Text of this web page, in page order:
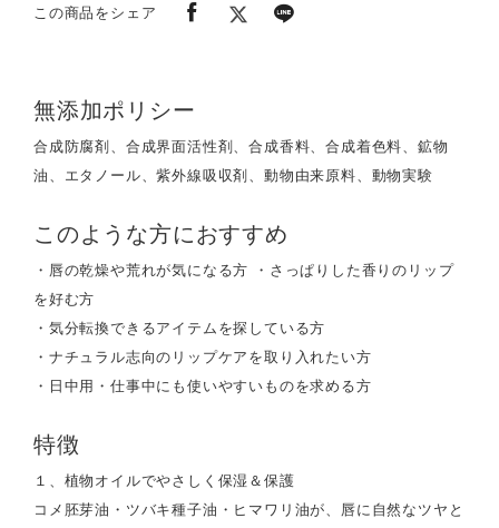
この商品をシェア
無添加ポリシー
合成防腐剤、合成界面活性剤、合成香料、合成着色料、鉱物
油、エタノール、紫外線吸収剤、動物由来原料、動物実験
このような方におすすめ
・唇の乾燥や荒れが気になる方 ・さっぱりした香りのリップ
を好む方
・気分転換できるアイテムを探している方
・ナチュラル志向のリップケアを取り入れたい方
・日中用・仕事中にも使いやすいものを求める方
特徴
１、植物オイルでやさしく保湿＆保護
コメ胚芽油・ツバキ種子油・ヒマワリ油が、唇に自然なツヤと